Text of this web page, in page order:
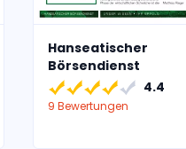
Hanseatischer
Börsendienst
4.4
9 Bewertungen